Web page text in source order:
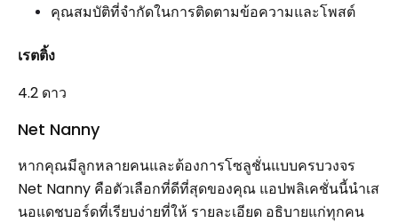
คุณสมบัติที่จำกัดในการติดตามข้อความและโพสต์
เรตติ้ง
4.2 ดาว
Net Nanny
หากคุณมีลูกหลายคนและต้องการโซลูชั่นแบบครบวงจร
Net Nanny คือตัวเลือกที่ดีที่สุดของคุณ แอปพลิเคชั่นนี้นำเส
นอแดชบอร์ดที่เรียบง่ายที่ให้ รายละเอียด อธิบายแก่ทุกคน